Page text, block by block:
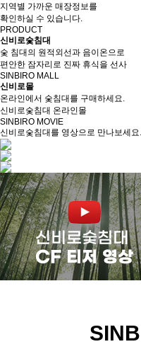
지역별 가까운 매장정보를
확인하실 수 있습니다.
PRODUCT
신비로숯침대
숯 침대의 원적외선과 음이온으로
편안한 잠자리로 진짜 휴식을 선사
SINBIRO MALL
신비로몰
온라인에서 숯침대를 구매하세요.
신비로숯침대 온라인몰
SINBIRO MOVIE
신비로숯침대를 영상으로 만나보세요.